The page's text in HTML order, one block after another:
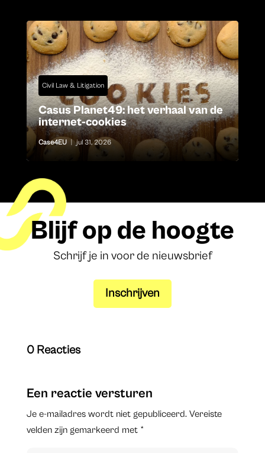
Civil Law & Litigation
Casus Planet49: het verhaal van de
internet-cookies
Case4EU jul 31, 2026
Blijf op de hoogte
Schrijf je in voor de nieuwsbrief
Inschrijven
0 Reacties
Een reactie versturen
Je e-mailadres wordt niet gepubliceerd. Vereiste
velden zijn gemarkeerd met *